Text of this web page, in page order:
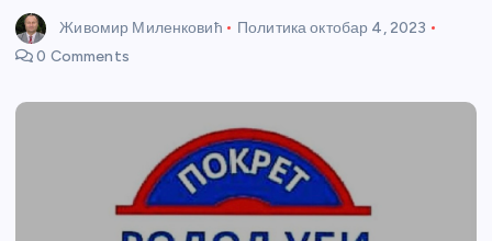
Живомир Миленковић Политикаоктобар 4, 2023
0 Comments